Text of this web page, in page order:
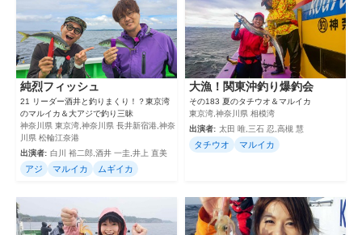
純烈フィッシュ
21 リーダー酒井と釣りまくり！？東京湾
のマルイカ＆大アジで釣り三昧
神奈川県 東京湾,神奈川県 長井新宿港,神奈
川県 松輪江奈港
出演者: 白川 裕二郎,酒井 一圭,井上 直美
アジ マルイカ ムギイカ
大漁！関東沖釣り爆釣会
その183 夏のタチウオ＆マルイカ
東京湾,神奈川県 相模湾
出演者: 太田 唯,三石 忍,高槻 慧
タチウオ マルイカ